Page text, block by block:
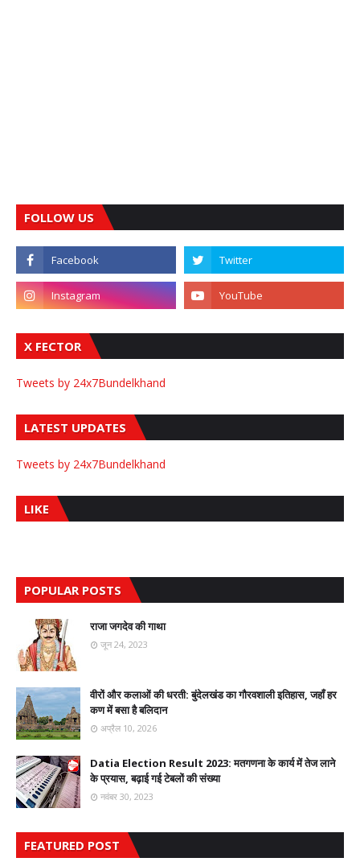
FOLLOW US
X FECTOR
Tweets by 24x7Bundelkhand
LATEST UPDATES
Tweets by 24x7Bundelkhand
LIKE
POPULAR POSTS
राजा जगदेव की गाथा
जून 24, 2023
वीरों और कलाओं की धरती: बुंदेलखंड का गौरवशाली इतिहास, जहाँ हर
कण में बसा है बलिदान
अप्रैल 10, 2026
Datia Election Result 2023: मतगणना के कार्य में तेज लाने
के प्रयास, बढ़ाई गई टेबलों की संख्या
नवंबर 30, 2023
FEATURED POST